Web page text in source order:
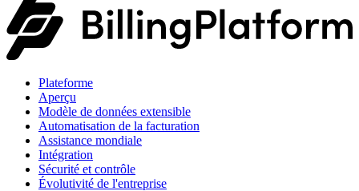
Plateforme
Aperçu
Modèle de données extensible
Automatisation de la facturation
Assistance mondiale
Intégration
Sécurité et contrôle
Évolutivité de l'entreprise